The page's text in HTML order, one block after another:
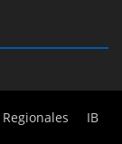
Regionales
IB